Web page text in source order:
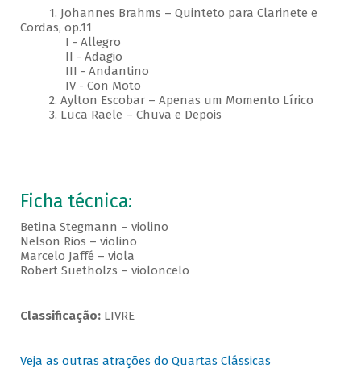
1. Johannes Brahms – Quinteto para Clarinete e
Cordas, op.11
I - Allegro
II - Adagio
III - Andantino
IV - Con Moto
2. Aylton Escobar – Apenas um Momento Lírico
3. Luca Raele – Chuva e Depois
Ficha técnica:
Betina Stegmann – violino
Nelson Rios – violino
Marcelo Jaffé – viola
Robert Suetholzs – violoncelo
Classificação:LIVRE
Veja as outras atrações do Quartas Clássicas